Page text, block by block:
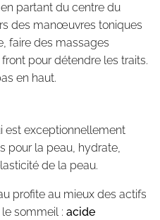
partant du centre du
des manœuvres toniques
faire des massages
pour détendre les traits.
en haut.
est exceptionnellement
pour la peau, hydrate,
de la peau.
profite au mieux des actifs
sommeil : acide